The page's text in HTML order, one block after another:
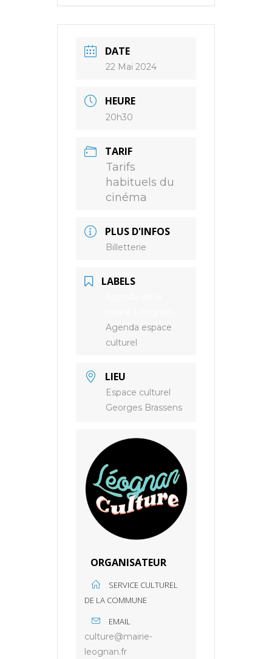
DATE
22 Mai 2024
HEURE
20h30
TARIF
Tarifs
habituels du
cinéma
PLUS D'INFOS
Billetterie
LABELS
Agenda espace
culturel
LIEU
Espace culturel
Georges Brassens
ORGANISATEUR
SERVICE CULTUREL
DE LA COMMUNE
EMAIL
culture@mairie-
leognan.fr